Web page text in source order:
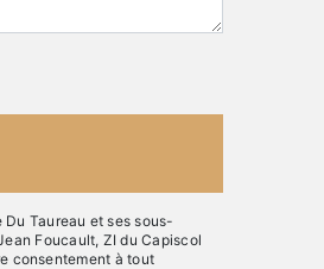
Taureau et ses sous-
Foucault, ZI du Capiscol
consentement à tout